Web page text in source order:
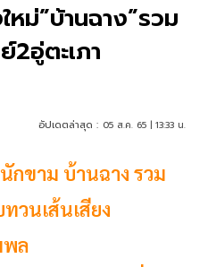
หม่”บ้านฉาง”รวม
2อู่ตะเภา
อัปเดตล่าสุด : 05 ส.ค. 65 | 13:33 น.
กขาม บ้านฉาง รวม
วนเส้นเสียง
พล